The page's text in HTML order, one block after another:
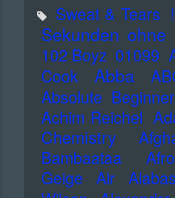
Sweat & Tears
Sekunden ohne
102 Boyz 01099
Cook
Abba
Absolute Beginner
Achim Reichel
Chemistry
Bambaataa
Geige
Air